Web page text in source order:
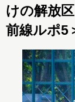
けの解放
前線ルポ5